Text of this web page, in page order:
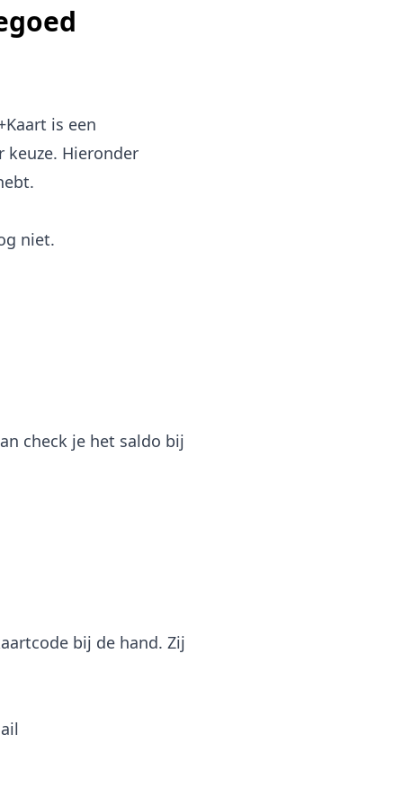
is een
keuze. Hieronder
niet.
check je het saldo bij
bij de hand. Zij